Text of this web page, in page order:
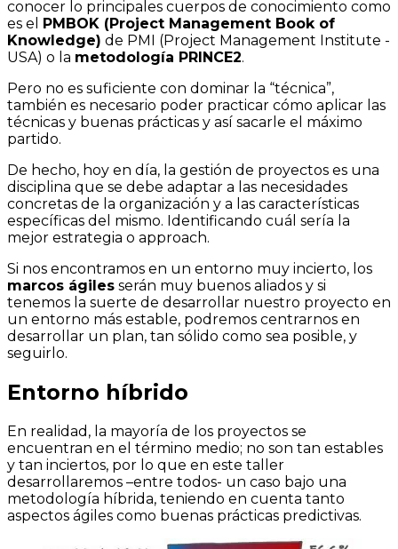
conocer lo principales cuerpos de conocimiento como
es el PMBOK (Project Management Book of
Knowledge) de PMI (Project Management Institute -
USA) o la metodología PRINCE2.
Pero no es suficiente con dominar la “técnica”,
también es necesario poder practicar cómo aplicar las
técnicas y buenas prácticas y así sacarle el máximo
partido.
De hecho, hoy en día, la gestión de proyectos es una
disciplina que se debe adaptar a las necesidades
concretas de la organización y a las características
específicas del mismo. Identificando cuál sería la
mejor estrategia o approach.
Si nos encontramos en un entorno muy incierto, los
marcos ágiles serán muy buenos aliados y si
tenemos la suerte de desarrollar nuestro proyecto en
un entorno más estable, podremos centrarnos en
desarrollar un plan, tan sólido como sea posible, y
seguirlo.
Entorno híbrido
En realidad, la mayoría de los proyectos se
encuentran en el término medio; no son tan estables
y tan inciertos, por lo que en este taller
desarrollaremos –entre todos- un caso bajo una
metodología híbrida, teniendo en cuenta tanto
aspectos ágiles como buenas prácticas predictivas.